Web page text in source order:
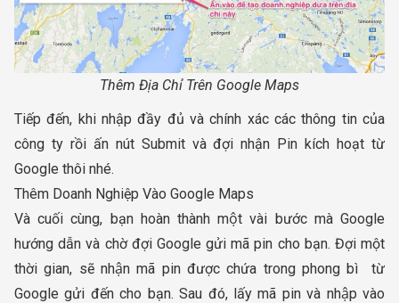
Thêm Địa Chỉ Trên Google Maps
Tiếp đến, khi nhập đầy đủ và chính xác các thông tin của
công ty rồi ấn nút Submit và đợi nhận Pin kích hoạt từ
Google thôi nhé.
Thêm Doanh Nghiệp Vào Google Maps
Và cuối cùng, bạn hoàn thành một vài bước mà Google
hướng dẫn và chờ đợi Google gửi mã pin cho bạn. Đợi một
thời gian, sẽ nhận mã pin được chứa trong phong bì từ
Google gửi đến cho bạn. Sau đó, lấy mã pin và nhập vào